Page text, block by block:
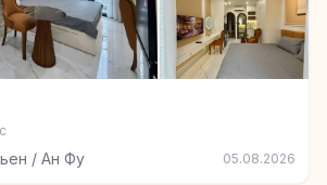
в Район 2 - Тхао Дьен / Ан Фу
/ Ан Фу 05.08.2026